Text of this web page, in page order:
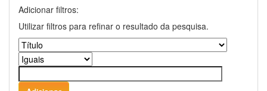
Adicionar filtros:
Utilizar filtros para refinar o resultado da pesquisa.